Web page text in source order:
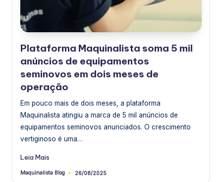
Plataforma Maquinalista soma 5 mil
anúncios de equipamentos
seminovos em dois meses de
operação
Em pouco mais de dois meses, a plataforma
Maquinalista atingiu a marca de 5 mil anúncios de
equipamentos seminovos anunciados. O crescimento
vertiginoso é uma…
Leia Mais
Postado
Maquinalista Blog 26/08/2025